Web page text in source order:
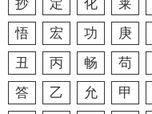
抄
定 化 莱
悟
宏 功 庚
丑
丙 畅 苟
答
乙 允 甲